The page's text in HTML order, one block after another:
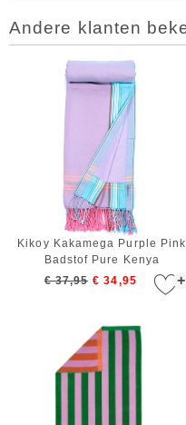
Andere klanten
+
Kikoy Kakamega Purple Pink
Badstof Pure Kenya
€ 37,95 € 34,95